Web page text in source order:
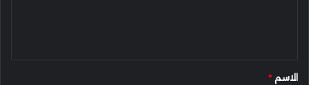
*الاسم *